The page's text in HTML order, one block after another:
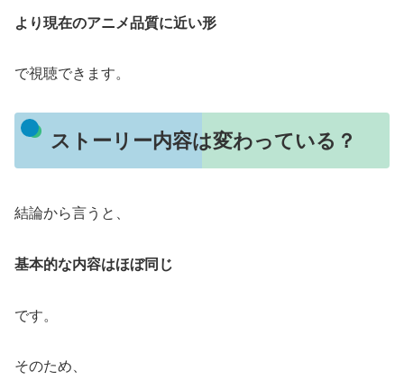
より現在のアニメ品質に近い形
で視聴できます。
ストーリー内容は変わっている？
結論から言うと、
基本的な内容はほぼ同じ
です。
そのため、